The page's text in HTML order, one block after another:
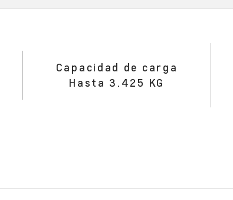
Capacidad de carga
Hasta 3.425 KG​